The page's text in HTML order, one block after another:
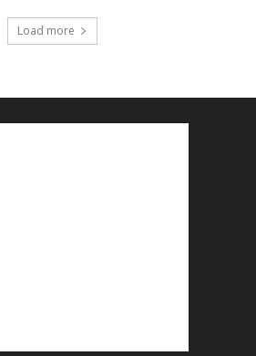
Load more